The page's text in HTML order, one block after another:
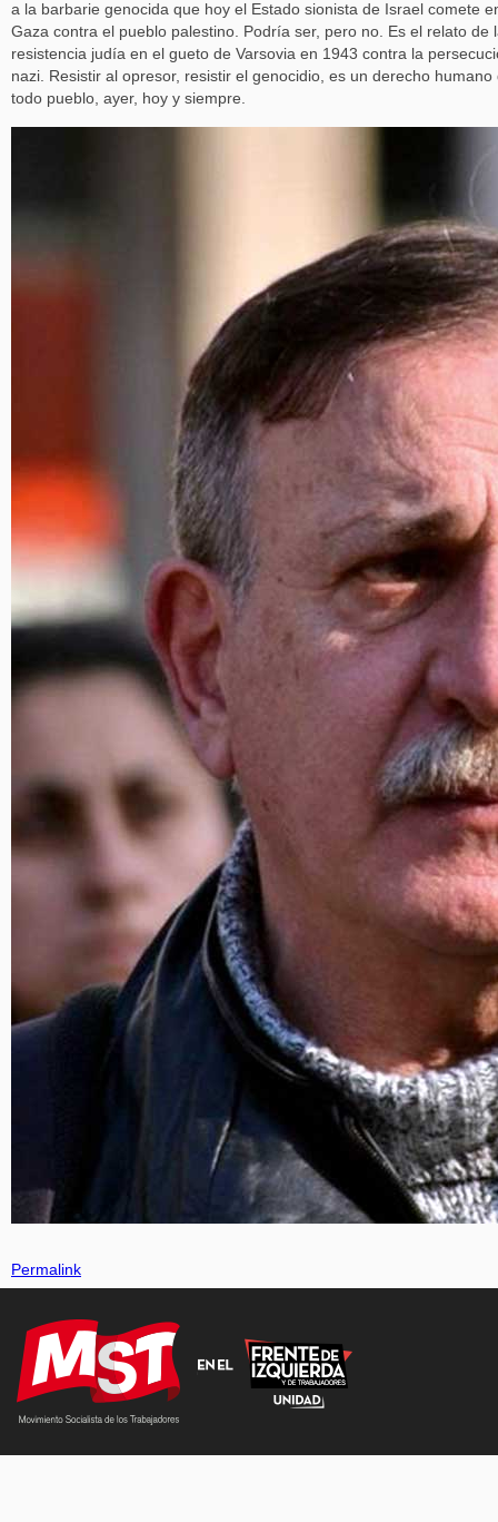
a la barbarie genocida que hoy el Estado sionista de Israel comete
Gaza contra el pueblo palestino. Podría ser, pero no. Es el relato de
resistencia judía en el gueto de Varsovia en 1943 contra la
nazi. Resistir al opresor, resistir el genocidio, es un derecho humano
todo pueblo, ayer, hoy y siempre.
Permalink